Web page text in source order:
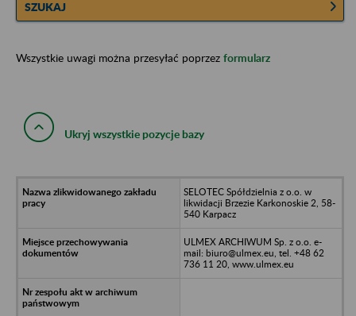
SZUKAJ
Wszystkie uwagi można przesyłać poprzez formularz
Ukryj wszystkie pozycje bazy
SELOTEC Spółdzielnia z o.o. w
likwidacji Brzezie Karkonoskie 2, 58-
540 Karpacz
ULMEX ARCHIWUM Sp. z o.o. e-
mail: biuro@ulmex.eu, tel. +48 62
736 11 20, www.ulmex.eu